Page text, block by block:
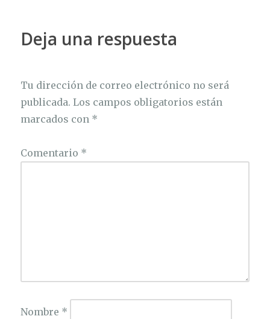
Deja una respuesta
Tu dirección de correo electrónico no será
publicada. Los campos obligatorios están
marcados con *
Comentario *
Nombre *